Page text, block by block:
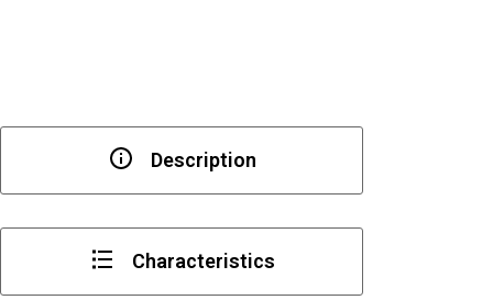
Description
Characteristics